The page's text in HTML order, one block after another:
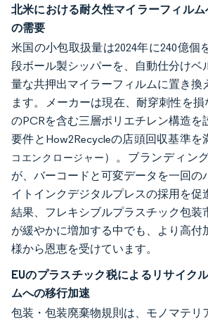
北米における耐久性マイラーフィル
の需要
米国の小包取扱量は2024年に240億個
段ボール製シッパーを、自動仕分けベ
量な共押出マイラーフィルムに置き換
ます。メーカーは現在、耐穿刺性を損
のPCRを含む三層ポリエチレン構造を
要件とHow2Recycleの店頭回収基準を
コエンクロージャー）。ブランディン
が、バーコードと可変データを一回の
イトインクデジタルプレスの採用を促
結果、フレキシブルプラスチック包装
が緩やかに増加する中でも、より高付
様から恩恵を受けています。
EUのプラスチック税によるリサイク
ムへの移行加速
包装・包装廃棄物規則は、モノマテリ